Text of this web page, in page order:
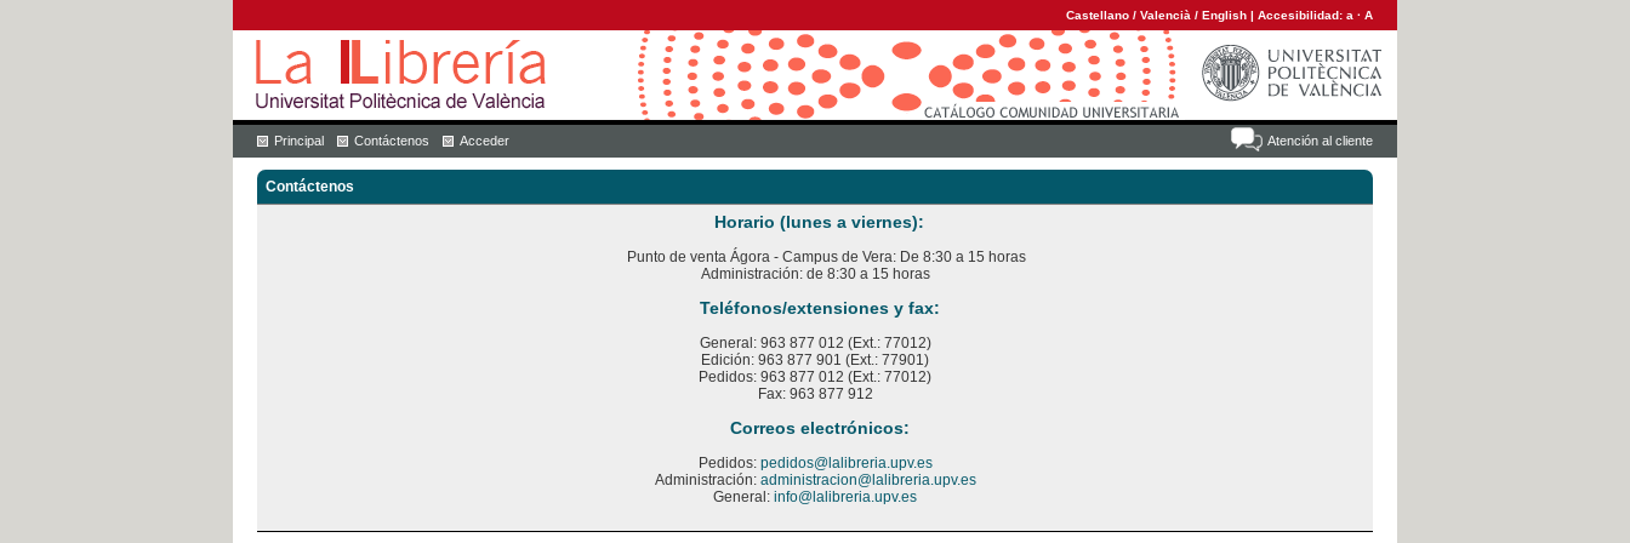
Castellano / Valencià / English | Accesibilidad: a · A
Atención al cliente
Principal Contáctenos Acceder
Contáctenos
Horario (lunes a viernes):
Punto de venta Ágora - Campus de Vera: De 8:30 a 15 horas
Administración: de 8:30 a 15 horas
Teléfonos/extensiones y fax:
General: 963 877 012 (Ext.: 77012)
Edición: 963 877 901 (Ext.: 77901)
Pedidos: 963 877 012 (Ext.: 77012)
Fax: 963 877 912
Correos electrónicos:
Pedidos: pedidos@lalibreria.upv.es
Administración: administracion@lalibreria.upv.es
General: info@lalibreria.upv.es